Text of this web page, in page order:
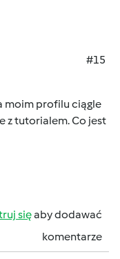
#15
moim profilu ciągle
z tutorialem. Co jest
sięaby dodawać
komentarze